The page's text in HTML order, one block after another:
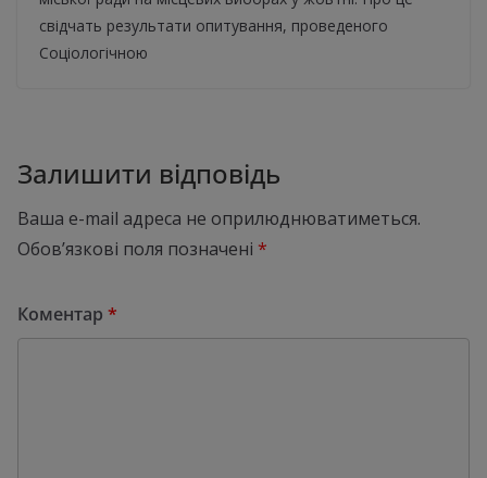
свідчать результати опитування, проведеного
Соціологічною
Залишити відповідь
Ваша e-mail адреса не оприлюднюватиметься.
Обов’язкові поля позначені *
Коментар *